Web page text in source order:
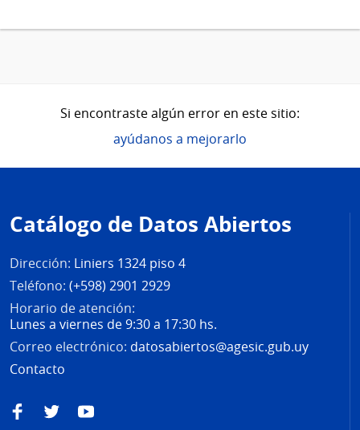
Si encontraste algún error en este sitio:
ayúdanos a mejorarlo
de
página
Catálogo de Datos Abiertos
Dirección: Liniers 1324 piso 4
Teléfono: (+598) 2901 2929
Horario de atención:
Lunes a viernes de 9:30 a 17:30 hs.
Correo electrónico: datosabiertos@agesic.gub.uy
Contacto
FacebookTwitterYouTube